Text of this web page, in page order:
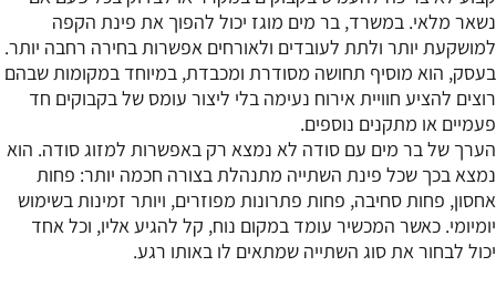
נשאר מלאי. במשרד, בר מים מוגז יכול להפוך את פינת הקפה
למושקעת יותר ולתת לעובדים ולאורחים אפשרות בחירה רחבה יותר.
בעסק, הוא מוסיף תחושה מסודרת ומכבדת, במיוחד במקומות שבהם
רוצים להציע חוויית אירוח נעימה בלי ליצור עומס של בקבוקים חד
פעמיים או מתקנים נוספים.
הערך של בר מים עם סודה לא נמצא רק באפשרות למזוג סודה. הוא
נמצא בכך שכל פינת השתייה מתנהלת בצורה חכמה יותר: פחות
אחסון, פחות סחיבה, פחות פתרונות מפוזרים, ויותר זמינות בשימוש
יומיומי. כאשר המכשיר עומד במקום נוח, קל להגיע אליו, וכל אחד
יכול לבחור את סוג השתייה שמתאים לו באותו רגע.